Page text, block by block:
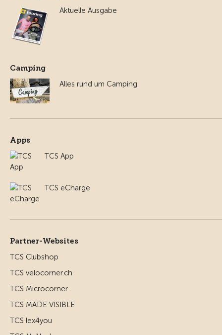
Aktuelle Ausgabe
Camping
Alles rund um Camping
Apps
TCS App
TCS eCharge
Partner-Websites
TCS Clubshop
TCS velocorner.ch
TCS Microcorner
TCS MADE VISIBLE
TCS lex4you